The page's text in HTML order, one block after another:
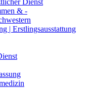
Dienst
& -
| Erstlingsausstattung